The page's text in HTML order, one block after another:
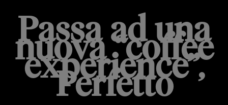
Passa ad una
nuova “coffee
experience”,
Perfetto